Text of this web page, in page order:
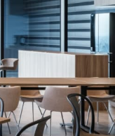
障がい者採用